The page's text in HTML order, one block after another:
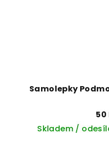
Samolepky
50
Skladem /